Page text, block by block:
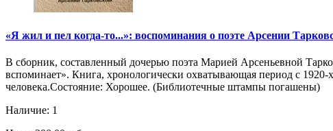
«Я жил и пел когда-то...»: воспоминания о поэте Арсении
В сборник, составленный дочерью поэта Марией Арсеньевной
вспоминает». Книга, хронологически охватывающая период с 1920-
человека.Состояние: Хорошее. (Библиотечные штампы погашены)
Наличие: 1